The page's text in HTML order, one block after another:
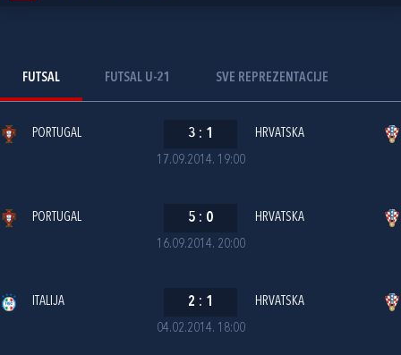
FUTSAL FUTSAL U-21 SVE REPREZENTACIJE
17.09.2014. 19:00
PORTUGAL 3 : 1 HRVATSKA
16.09.2014. 20:00
PORTUGAL 5 : 0 HRVATSKA
04.02.2014. 18:00
ITALIJA 2 : 1 HRVATSKA